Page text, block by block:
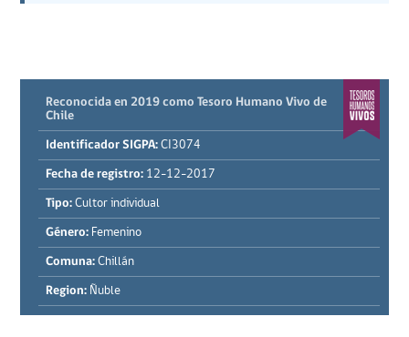
Reconocida en 2019 como Tesoro Humano Vivo de
Chile
Identificador SIGPA: CI3074
Fecha de registro: 12-12-2017
Tipo: Cultor individual
Género: Femenino
Comuna: Chillán
Region: Ñuble